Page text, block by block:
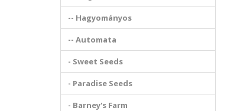
-- Hagyományos
-- Automata
- Sweet Seeds
- Paradise Seeds
- Barney's Farm